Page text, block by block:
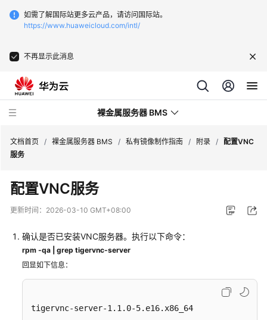
如需了解国际站更多云产品，请访问国际站。
https://www.huaweicloud.com/intl/
不再显示此消息
裸金属服务器 BMS
最
新
动
绍
文档首页 / 裸金属服务器 BMS / 私有镜像制作指南 / 附录 /
配置VNC
服务
配置VNC服务
更新时间： 2026-03-10 GMT+08:00
确认是否已安装VNC服务器。执行以下命令：
rpm -qa | grep tigervnc-server
回显如下信息：
tigervnc-server-1.1.0-5.e16.x86_64